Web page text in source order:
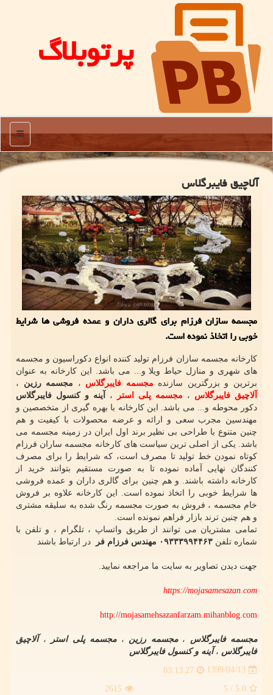
پرتوبلاگ
منو
آلاچیق فایبرگلاس
مجسمه سازان فرزام برای گالری داران و عمده فروشی ها شرایط
خوبی را اتخاذ نموده است.
کارخانه مجسمه سازان فرزام تولید کننده انواع دکوراسیون و مجسمه
های شهری و منازل حیاط ویلا و... می باشد. این کارخانه به عنوان
برترین ‌و بزرگترین سازنده مجسمه فایبرگلاس ، مجسمه رزین ،
آلاچیق فایبرگلاس ، مجسمه پلی استر ،
آینه و کنسول فایبرگلاس
دکور محوطه و... می باشد. این کارخانه با بهره گیری از متخصصین و
مهندسین مجرب سعی و ارائه و عرضه محصولات با کیفیت و هم
چنین متنوع با طراحی بی نظیر برند اول ایران در زمینه مجسمه می
باشد. یکی از اصلی ترین سیاست های کارخانه مجسمه ساران فرزام
کوتاه نمودن خط تولید تا مصرف است، که شرایط را برای مصرف
کنندگان نهایی آماده نموده تا به صورت مستقیم بتوانند خرید از
کارخانه داشته باشند. و هم چنین برای گالری داران و عمده فروشی
ها شرایط خوبی را اتخاذ نموده است. این کارخانه علاوه بر فروش
خام مجسمه ، فروش به صورت مجسمه رنگ شده به سلیقه مشتری
و هم چنین ترند بازار فراهم نمونده است.
تمامی مشتریان می توانند از طریق واتساپ ، تلگرام ، و تلفن با
شماره تلفن ۰۹۳۳۳۹۹۴۴۶۳ مهندس فرزام فر در ارتباط باشند
جهت دیدن تصاویر به سایت ما مراجعه نمایید.
https://mojasamesazan.com
http://mojasamehsazanfarzam.mihanblog.com
مجسمه فایبرگلاس ،مجسمه رزین ،مجسمه پلی استر ، آلاچیق
فایبرگلاس ،آینه و کنسول فایبرگلاس
1399/04/13
03:13:27
5.0
/ 5
2615